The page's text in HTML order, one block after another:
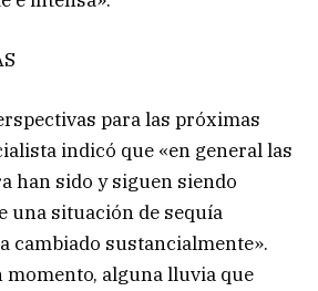
para las próximas
indicó que «en general las
han sido y siguen siendo
una situación de sequía
cambiado sustancialmente».
momento, alguna lluvia que